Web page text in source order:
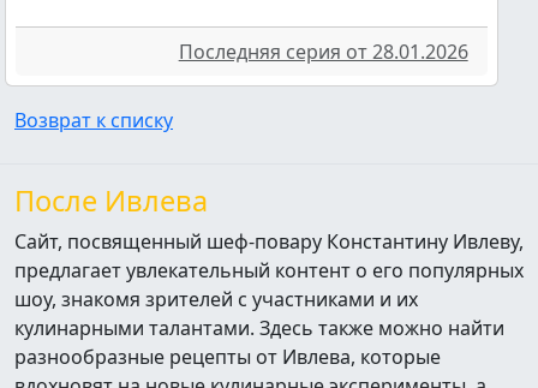
Последняя серия от 28.01.2026
Возврат к списку
После Ивлева
Сайт, посвященный шеф-повару Константину Ивлеву,
предлагает увлекательный контент о его популярных
шоу, знакомя зрителей с участниками и их
кулинарными талантами. Здесь также можно найти
разнообразные рецепты от Ивлева, которые